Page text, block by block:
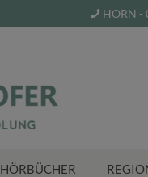
HORN -
HÖRBÜCHER